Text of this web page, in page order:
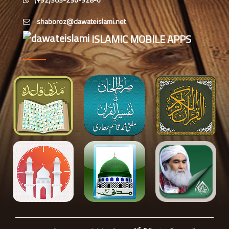
اس دور میں صالحین کی پہچان کا معیار
اعلیٰ حضر ت امام احمد رضا ہیں، مولانا
الیاس عطار قادری
اس ہفتے کا رسالہ ” زبان کی حفاظت کی
اہمیت“
ISLAMIC MOBILE APPS